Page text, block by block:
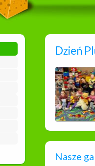
Dzień
Nasze